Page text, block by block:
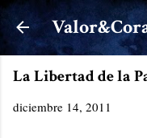
Ir al
La Libertad de la
diciembre 14, 2011